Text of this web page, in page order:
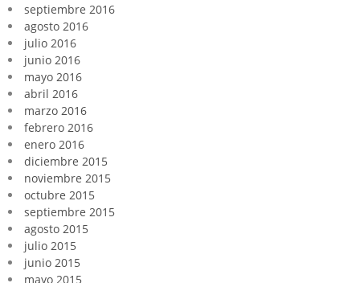
septiembre 2016
agosto 2016
julio 2016
junio 2016
mayo 2016
abril 2016
marzo 2016
febrero 2016
enero 2016
diciembre 2015
noviembre 2015
octubre 2015
septiembre 2015
agosto 2015
julio 2015
junio 2015
mayo 2015